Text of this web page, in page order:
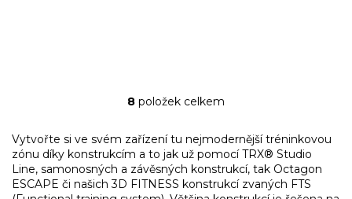
O
l
á
d
a
8 položek celkem
Vytvořte si ve svém zařízení tu nejmodernější tréninkovou
zónu díky konstrukcím a to jak už pomocí TRX® Studio
Line, samonosných a závěsných konstrukcí, tak Octagon
ESCAPE či našich 3D FITNESS konstrukcí zvaných FTS